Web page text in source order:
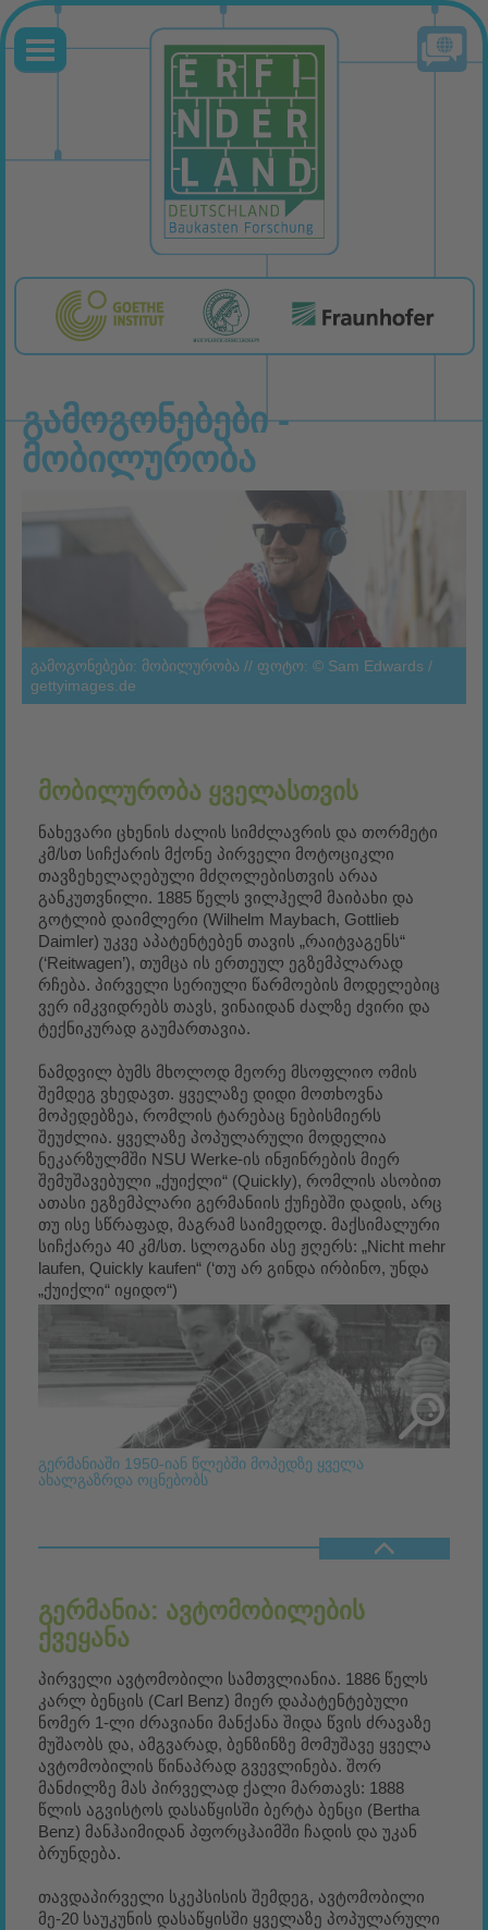
ᲒᲐᲛᲝᲒᲝᲜᲔᲑᲔᲑᲘ -
ᲛᲝᲑᲘᲚᲣᲠᲝᲑᲐ
გამოგონებები: მობილურობა // ფოტო: © Sam Edwards /
gettyimages.de
ᲛᲝᲑᲘᲚᲣᲠᲝᲑᲐ ᲧᲕᲔᲚᲐᲡᲗᲕᲘᲡ
ნახევარი ცხენის ძალის სიმძლავრის და თორმეტი
კმ/სთ სიჩქარის მქონე პირველი მოტოციკლი
თავზეხელაღებული მძღოლებისთვის არაა
განკუთვნილი. 1885 წელს ვილჰელმ მაიბახი და
გოტლიბ დაიმლერი (Wilhelm Maybach, Gottlieb
Daimler) უკვე აპატენტებენ თავის „რაიტვაგენს“
(‘Reitwagen’), თუმცა ის ერთეულ ეგზემპლარად
რჩება. პირველი სერიული წარმოების მოდელებიც
ვერ იმკვიდრებს თავს, ვინაიდან ძალზე ძვირი და
ტექნიკურად გაუმართავია.
ნამდვილ ბუმს მხოლოდ მეორე მსოფლიო ომის
შემდეგ ვხედავთ. ყველაზე დიდი მოთხოვნა
მოპედებზეა, რომლის ტარებაც ნებისმიერს
შეუძლია. ყველაზე პოპულარული მოდელია
ნეკარზულმში NSU Werke-ის ინჟინრების მიერ
შემუშავებული „ქუიქლი“ (Quickly), რომლის ასობით
ათასი ეგზემპლარი გერმანიის ქუჩებში დადის, არც
თუ ისე სწრაფად, მაგრამ საიმედოდ. მაქსიმალური
სიჩქარეა 40 კმ/სთ. სლოგანი ასე ჟღერს: „Nicht mehr
laufen, Quickly kaufen“ (‘თუ არ გინდა ირბინო, უნდა
„ქუიქლი“ იყიდო“)
გერმანიაში 1950-იან წლებში მოპედზე ყველა
ახალგაზრდა ოცნებობს
ᲒᲔᲠᲛᲐᲜᲘᲐ: ᲐᲕᲢᲝᲛᲝᲑᲘᲚᲔᲑᲘᲡ
ᲥᲕᲔᲧᲐᲜᲐ
პირველი ავტომობილი სამთვლიანია. 1886 წელს
კარლ ბენცის (Carl Benz) მიერ დაპატენტებული
ნომერ 1-ლი ძრავიანი მანქანა შიდა წვის ძრავაზე
მუშაობს და, ამგვარად, ბენზინზე მომუშავე ყველა
ავტომობილის წინაპრად გვევლინება. შორ
მანძილზე მას პირველად ქალი მართავს: 1888
წლის აგვისტოს დასაწყისში ბერტა ბენცი (Bertha
Benz) მანჰაიმიდან პფორცჰაიმში ჩადის და უკან
ბრუნდება.
თავდაპირველი სკეპსისის შემდეგ, ავტომობილი
მე-20 საუკუნის დასაწყისში ყველაზე პოპულარული